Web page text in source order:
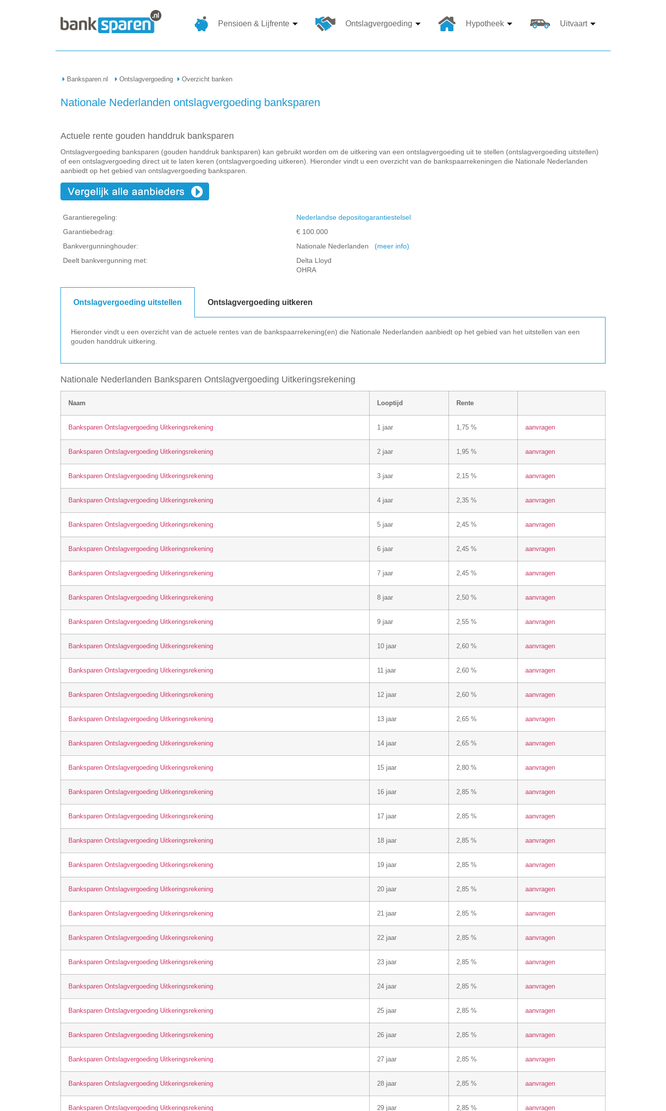
Pensioen & Lijfrente Ontslagvergoeding Hypotheek Uitvaart
Banksparen.nl Ontslagvergoeding Overzicht banken
Nationale Nederlanden ontslagvergoeding banksparen
Actuele rente gouden handdruk banksparen
Ontslagvergoeding banksparen (gouden handdruk banksparen) kan gebruikt worden om de uitkering van een ontslagvergoeding uit te stellen (ontslagvergoeding uitstellen)
of een ontslagvergoeding direct uit te laten keren (ontslagvergoeding uitkeren). Hieronder vindt u een overzicht van de bankspaarrekeningen die Nationale Nederlanden
aanbiedt op het gebied van ontslagvergoeding banksparen.
Garantieregeling:
Nederlandse depositogarantiestelsel
Garantiebedrag:
€ 100.000
Bankvergunninghouder:
Nationale Nederlanden (meer info)
Deelt bankvergunning met:
Delta Lloyd
OHRA
Ontslagvergoeding uitstellen Ontslagvergoeding uitkeren
Hieronder vindt u een overzicht van de actuele rentes van de bankspaarrekening(en) die Nationale Nederlanden aanbiedt op het gebied van het uitstellen van een
gouden handdruk uitkering.
Nationale Nederlanden Banksparen Ontslagvergoeding Uitkeringsrekening
Naam Looptijd Rente
Banksparen Ontslagvergoeding Uitkeringsrekening 1 jaar 1,75 % aanvragen
Banksparen Ontslagvergoeding Uitkeringsrekening 2 jaar 1,95 % aanvragen
Banksparen Ontslagvergoeding Uitkeringsrekening 3 jaar 2,15 % aanvragen
Banksparen Ontslagvergoeding Uitkeringsrekening 4 jaar 2,35 % aanvragen
Banksparen Ontslagvergoeding Uitkeringsrekening 5 jaar 2,45 % aanvragen
Banksparen Ontslagvergoeding Uitkeringsrekening 6 jaar 2,45 % aanvragen
Banksparen Ontslagvergoeding Uitkeringsrekening 7 jaar 2,45 % aanvragen
Banksparen Ontslagvergoeding Uitkeringsrekening 8 jaar 2,50 % aanvragen
Banksparen Ontslagvergoeding Uitkeringsrekening 9 jaar 2,55 % aanvragen
Banksparen Ontslagvergoeding Uitkeringsrekening 10 jaar 2,60 % aanvragen
Banksparen Ontslagvergoeding Uitkeringsrekening 11 jaar 2,60 % aanvragen
Banksparen Ontslagvergoeding Uitkeringsrekening 12 jaar 2,60 % aanvragen
Banksparen Ontslagvergoeding Uitkeringsrekening 13 jaar 2,65 % aanvragen
Banksparen Ontslagvergoeding Uitkeringsrekening 14 jaar 2,65 % aanvragen
Banksparen Ontslagvergoeding Uitkeringsrekening 15 jaar 2,80 % aanvragen
Banksparen Ontslagvergoeding Uitkeringsrekening 16 jaar 2,85 % aanvragen
Banksparen Ontslagvergoeding Uitkeringsrekening 17 jaar 2,85 % aanvragen
Banksparen Ontslagvergoeding Uitkeringsrekening 18 jaar 2,85 % aanvragen
Banksparen Ontslagvergoeding Uitkeringsrekening 19 jaar 2,85 % aanvragen
Banksparen Ontslagvergoeding Uitkeringsrekening 20 jaar 2,85 % aanvragen
Banksparen Ontslagvergoeding Uitkeringsrekening 21 jaar 2,85 % aanvragen
Banksparen Ontslagvergoeding Uitkeringsrekening 22 jaar 2,85 % aanvragen
Banksparen Ontslagvergoeding Uitkeringsrekening 23 jaar 2,85 % aanvragen
Banksparen Ontslagvergoeding Uitkeringsrekening 24 jaar 2,85 % aanvragen
Banksparen Ontslagvergoeding Uitkeringsrekening 25 jaar 2,85 % aanvragen
Banksparen Ontslagvergoeding Uitkeringsrekening 26 jaar 2,85 % aanvragen
Banksparen Ontslagvergoeding Uitkeringsrekening 27 jaar 2,85 % aanvragen
Banksparen Ontslagvergoeding Uitkeringsrekening 28 jaar 2,85 % aanvragen
Banksparen Ontslagvergoeding Uitkeringsrekening 29 jaar 2,85 % aanvragen